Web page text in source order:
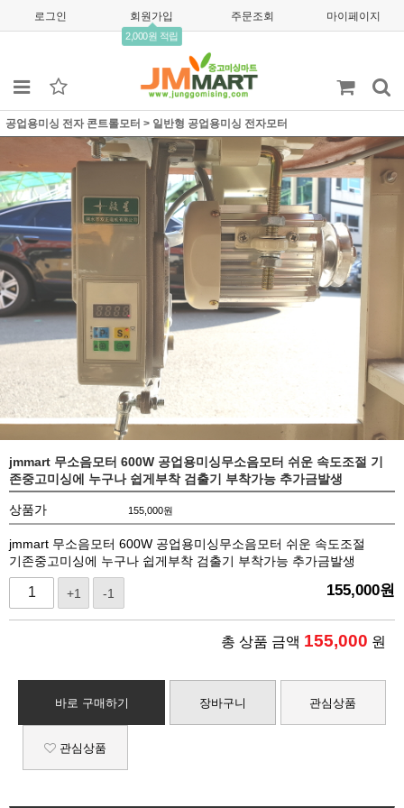
로그인 회원가입
2,000원 적립
주문조회 마이페이지
공업용미싱 전자 콘트롤모터 > 일반형 공업용미싱 전자모터
jmmart 무소음모터 600W 공업용미싱무소음모터 쉬운 속도조절 기
존중고미싱에 누구나 쉽게부착 검출기 부착가능 추가금발생
상품가 155,000원
jmmart 무소음모터 600W 공업용미싱무소음모터 쉬운 속도조절
기존중고미싱에 누구나 쉽게부착 검출기 부착가능 추가금발생
+1 -1 155,000원
총 상품 금액 155,000 원
바로 구매하기 장바구니 관심상품
관심상품